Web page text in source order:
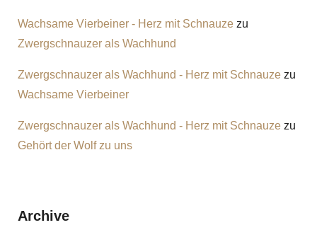
Wachsame Vierbeiner - Herz mit Schnauzezu
Zwergschnauzer als Wachhund
Zwergschnauzer als Wachhund - Herz mit Schnauzezu
Wachsame Vierbeiner
Zwergschnauzer als Wachhund - Herz mit Schnauzezu
Gehört der Wolf zu uns
Archive